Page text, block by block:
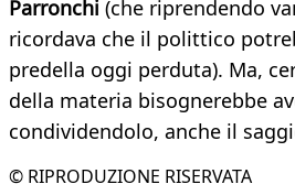
Parronchi (che riprendendo
ricordava che il polittico
predella oggi perduta). Ma,
della materia bisognerebbe
condividendolo, anche il
© RIPRODUZIONE RISERVATA